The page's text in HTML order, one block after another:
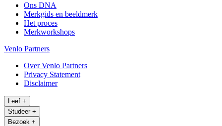
Ons DNA
Merkgids en beeldmerk
Het proces
Merkworkshops
Venlo Partners
Over Venlo Partners
Privacy Statement
Disclaimer
Leef +
Studeer +
Bezoek +